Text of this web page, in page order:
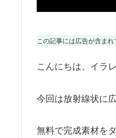
この記事には広告が含まれ
こんにちは、イラ
今回は放射線状に
無料で完成素材を